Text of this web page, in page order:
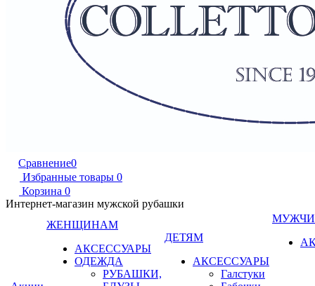
Сравнение0
Избранные товары 0
Корзина 0
Интернет-магазин мужской рубашки
ЖЕНЩИНАМ
АКСЕССУАРЫ
ОДЕЖДА
РУБАШКИ,
ДЕТЯМ
АКСЕССУАРЫ
Галстуки